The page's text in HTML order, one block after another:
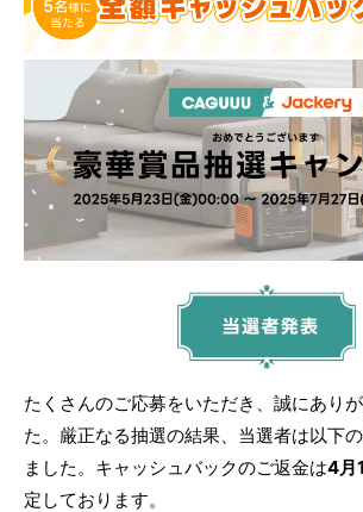
たくさんのご応募をいただき、誠にあり
た。厳正なる抽選の結果、当選者は以下
ました。キャッシュバックのご返金は4月
定しております。